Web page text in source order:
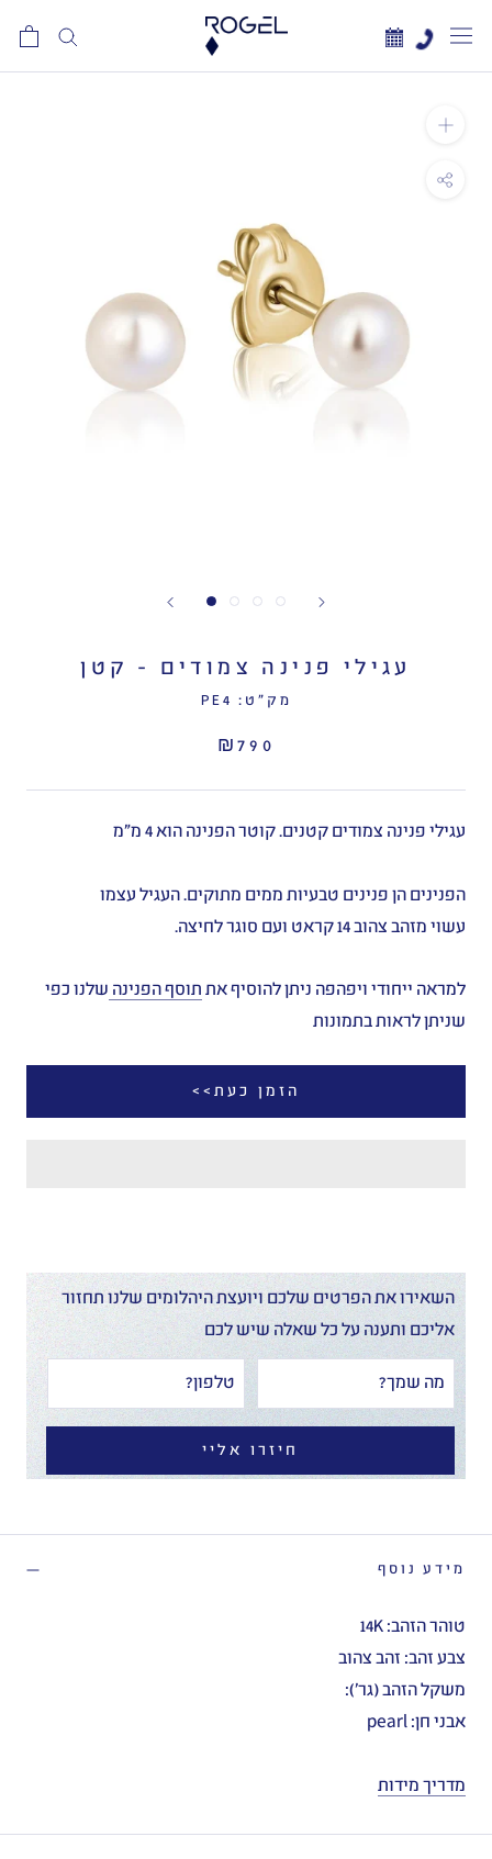
לתוכן
עגילי פנינה צמודים - קטן
מק"ט: PE4
₪790
עגילי פנינה צמודים קטנים. קוטר הפנינה הוא 4 מ״מ
הפנינים הן פנינים טבעיות ממים מתוקים. העגיל עצמו
עשוי מזהב צהוב 14 קראט ועם סוגר לחיצה.
למראה ייחודי ויפהפה ניתן להוסיף את תוסף הפנינה שלנו כפי
שניתן לראות בתמונות
הזמן כעת>>
השאירו את הפרטים שלכם ויועצת היהלומים שלנו תחזור
אליכם ותענה על כל שאלה שיש לכם
חיזרו אליי
מידע נוסף
טוהר הזהב: 14K
צבע זהב: זהב צהוב
משקל הזהב (גר'):
אבני חן: pearl
מדריך מידות